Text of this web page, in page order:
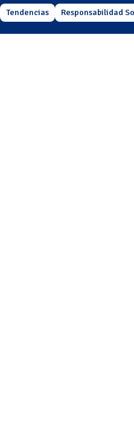
Tendencias Responsabilidad